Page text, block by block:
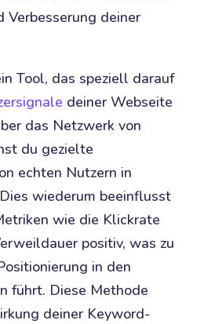
Verbesserung deiner
Tool, das speziell darauf
deiner Webseite
das Netzwerk von
du gezielte
echten Nutzern in
wiederum beeinflusst
wie die Klickrate
positiv, was zu
in den
führt. Diese Methode
deiner Keyword-